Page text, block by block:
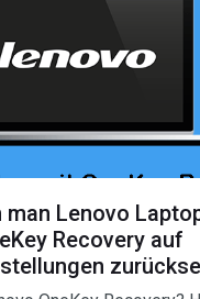
man Lenovo
Recovery auf